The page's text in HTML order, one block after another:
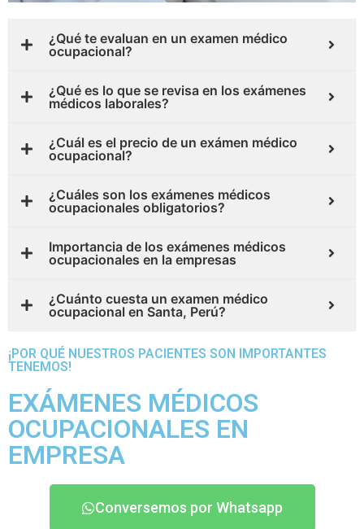
¿Qué te evaluan en un examen médico
ocupacional?
¿Qué es lo que se revisa en los exámenes
médicos laborales?
¿Cuál es el precio de un exámen médico
ocupacional?
¿Cuáles son los exámenes médicos
ocupacionales obligatorios?
Importancia de los exámenes médicos
ocupacionales en la empresas
¿Cuánto cuesta un examen médico
ocupacional en Santa, Perú?
¡POR QUÉ NUESTROS PACIENTES SON IMPORTANTES
TENEMOS!
EXÁMENES MÉDICOS
OCUPACIONALES EN
EMPRESA
Conversemos por Whatsapp